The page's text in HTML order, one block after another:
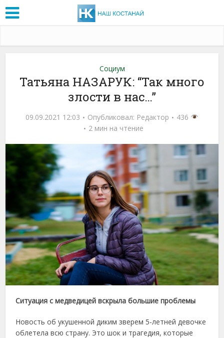
Социум
Татьяна НАЗАРУК: “Так много
злости в нас…”
09.09.2021 12:03 Опубликовал: Редактор
436
2 мин на чтение
Ситуация с медведицей вскрыла большие проблемы
Новость об укушенной диким зверем 5-летней девочке
облетела всю страну. Это шок и трагедия, которые